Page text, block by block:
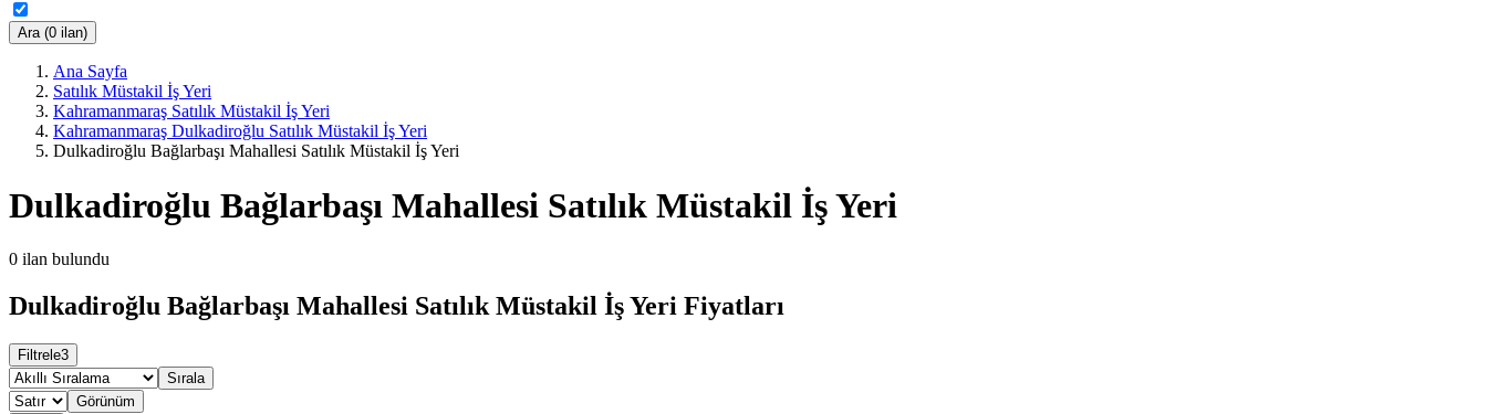
Ara (0 ilan)
Ana Sayfa
Satılık Müstakil İş Yeri
Kahramanmaraş Satılık Müstakil İş Yeri
Kahramanmaraş Dulkadiroğlu Satılık Müstakil İş Yeri
Dulkadiroğlu Bağlarbaşı Mahallesi Satılık Müstakil İş Yeri
Dulkadiroğlu Bağlarbaşı Mahallesi Satılık Müstakil İş Yeri
0 ilan bulundu
Dulkadiroğlu Bağlarbaşı Mahallesi Satılık Müstakil İş Yeri Fiyatları
Filtrele3
Sırala
Görünüm